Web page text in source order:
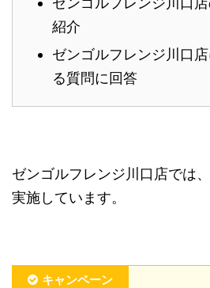
紹介
ゼンゴルフレンジ川口
る質問に回答
ゼンゴルフレンジ川口店では
実施しています。
キャンペーン